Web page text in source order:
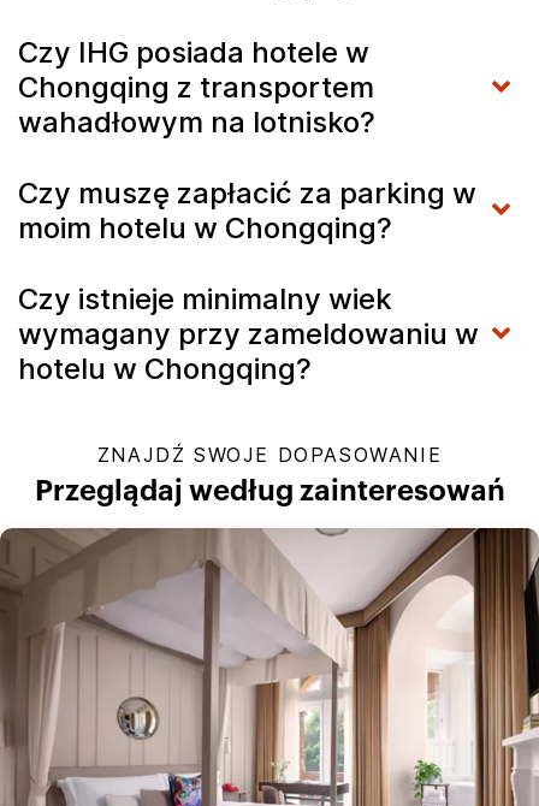
Czy IHG posiada hotele w
Chongqing z transportem
wahadłowym na lotnisko?
Czy muszę zapłacić za parking w
moim hotelu w Chongqing?
Czy istnieje minimalny wiek
wymagany przy zameldowaniu w
hotelu w Chongqing?
ZNAJDŹ SWOJE DOPASOWANIE
Przeglądaj według zainteresowań